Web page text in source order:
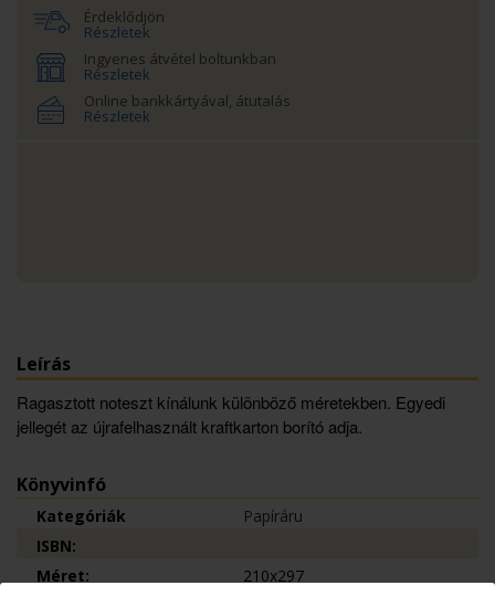
Érdeklődjön
Részletek
Ingyenes átvétel boltunkban
Részletek
Online bankkártyával, átutalás
Részletek
Leírás
Ragasztott noteszt kínálunk különböző méretekben. Egyedi
jellegét az újrafelhasznált kraftkarton borító adja.
Könyvinfó
Kategóriák
Papíráru
ISBN:
Méret:
210x297